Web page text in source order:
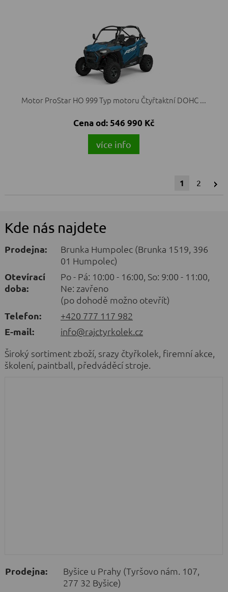
Motor ProStar HO 999 Typ motoru Čtyřtaktní DOHC ...
Cena od: 546 990 Kč
více info
1 2
Kde nás najdete
Prodejna:
Brunka Humpolec (Brunka 1519, 396
01 Humpolec)
Otevírací
doba:
Po - Pá: 10:00 - 16:00, So: 9:00 - 11:00,
Ne: zavřeno
(po dohodě možno otevřít)
Telefon:
+420 777 117 982
E-mail:
info@rajctyrkolek.cz
Široký sortiment zboží, srazy čtyřkolek, firemní akce,
školení, paintball, předváděcí stroje.
Prodejna:
Byšice u Prahy (Tyršovo nám. 107,
277 32 Byšice)